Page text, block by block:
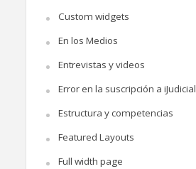
Custom widgets
En los Medios
Entrevistas y videos
Error en la suscripción a iJudicial
Estructura y competencias
Featured Layouts
Full width page